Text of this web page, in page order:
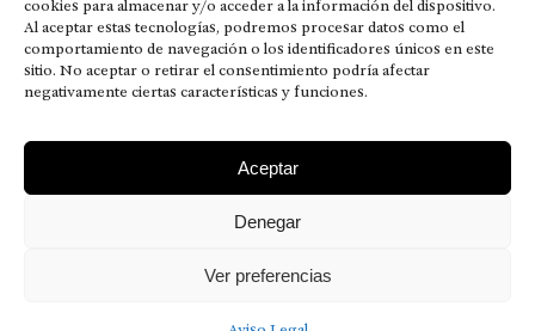
cookies para almacenar y/o acceder a la información del dispositivo.
Al aceptar estas tecnologías, podremos procesar datos como el
comportamiento de navegación o los identificadores únicos en este
sitio. No aceptar o retirar el consentimiento podría afectar
negativamente ciertas características y funciones.
Aceptar
Denegar
Ver preferencias
que surgen en nuestro diario vivir suelen pesar más que los
emparentados. Más bien, el apego de estas dos versiones de seres
queridos mueve ideales provenientes de sus vivencias.
This is for nuestra gente.” – HRSuriel
MISIÓN VISIÓN VALORES
CONTACTOS
2026 RDÉ Digital, todos los derechos reservados.